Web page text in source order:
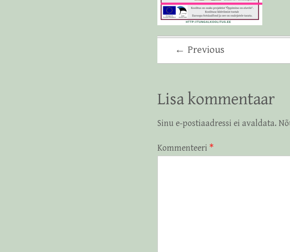
← Previous
Lisa kommentaar
Sinu e-postiaadressi ei avaldata.
Kommenteeri *